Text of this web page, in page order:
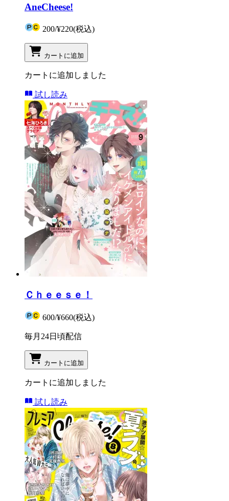
AneCheese!
200/¥220(税込)
カートに追加
カートに追加しました
試し読み
Ｃｈｅｅｓｅ！
600/¥660(税込)
毎月24日頃配信
カートに追加
カートに追加しました
試し読み